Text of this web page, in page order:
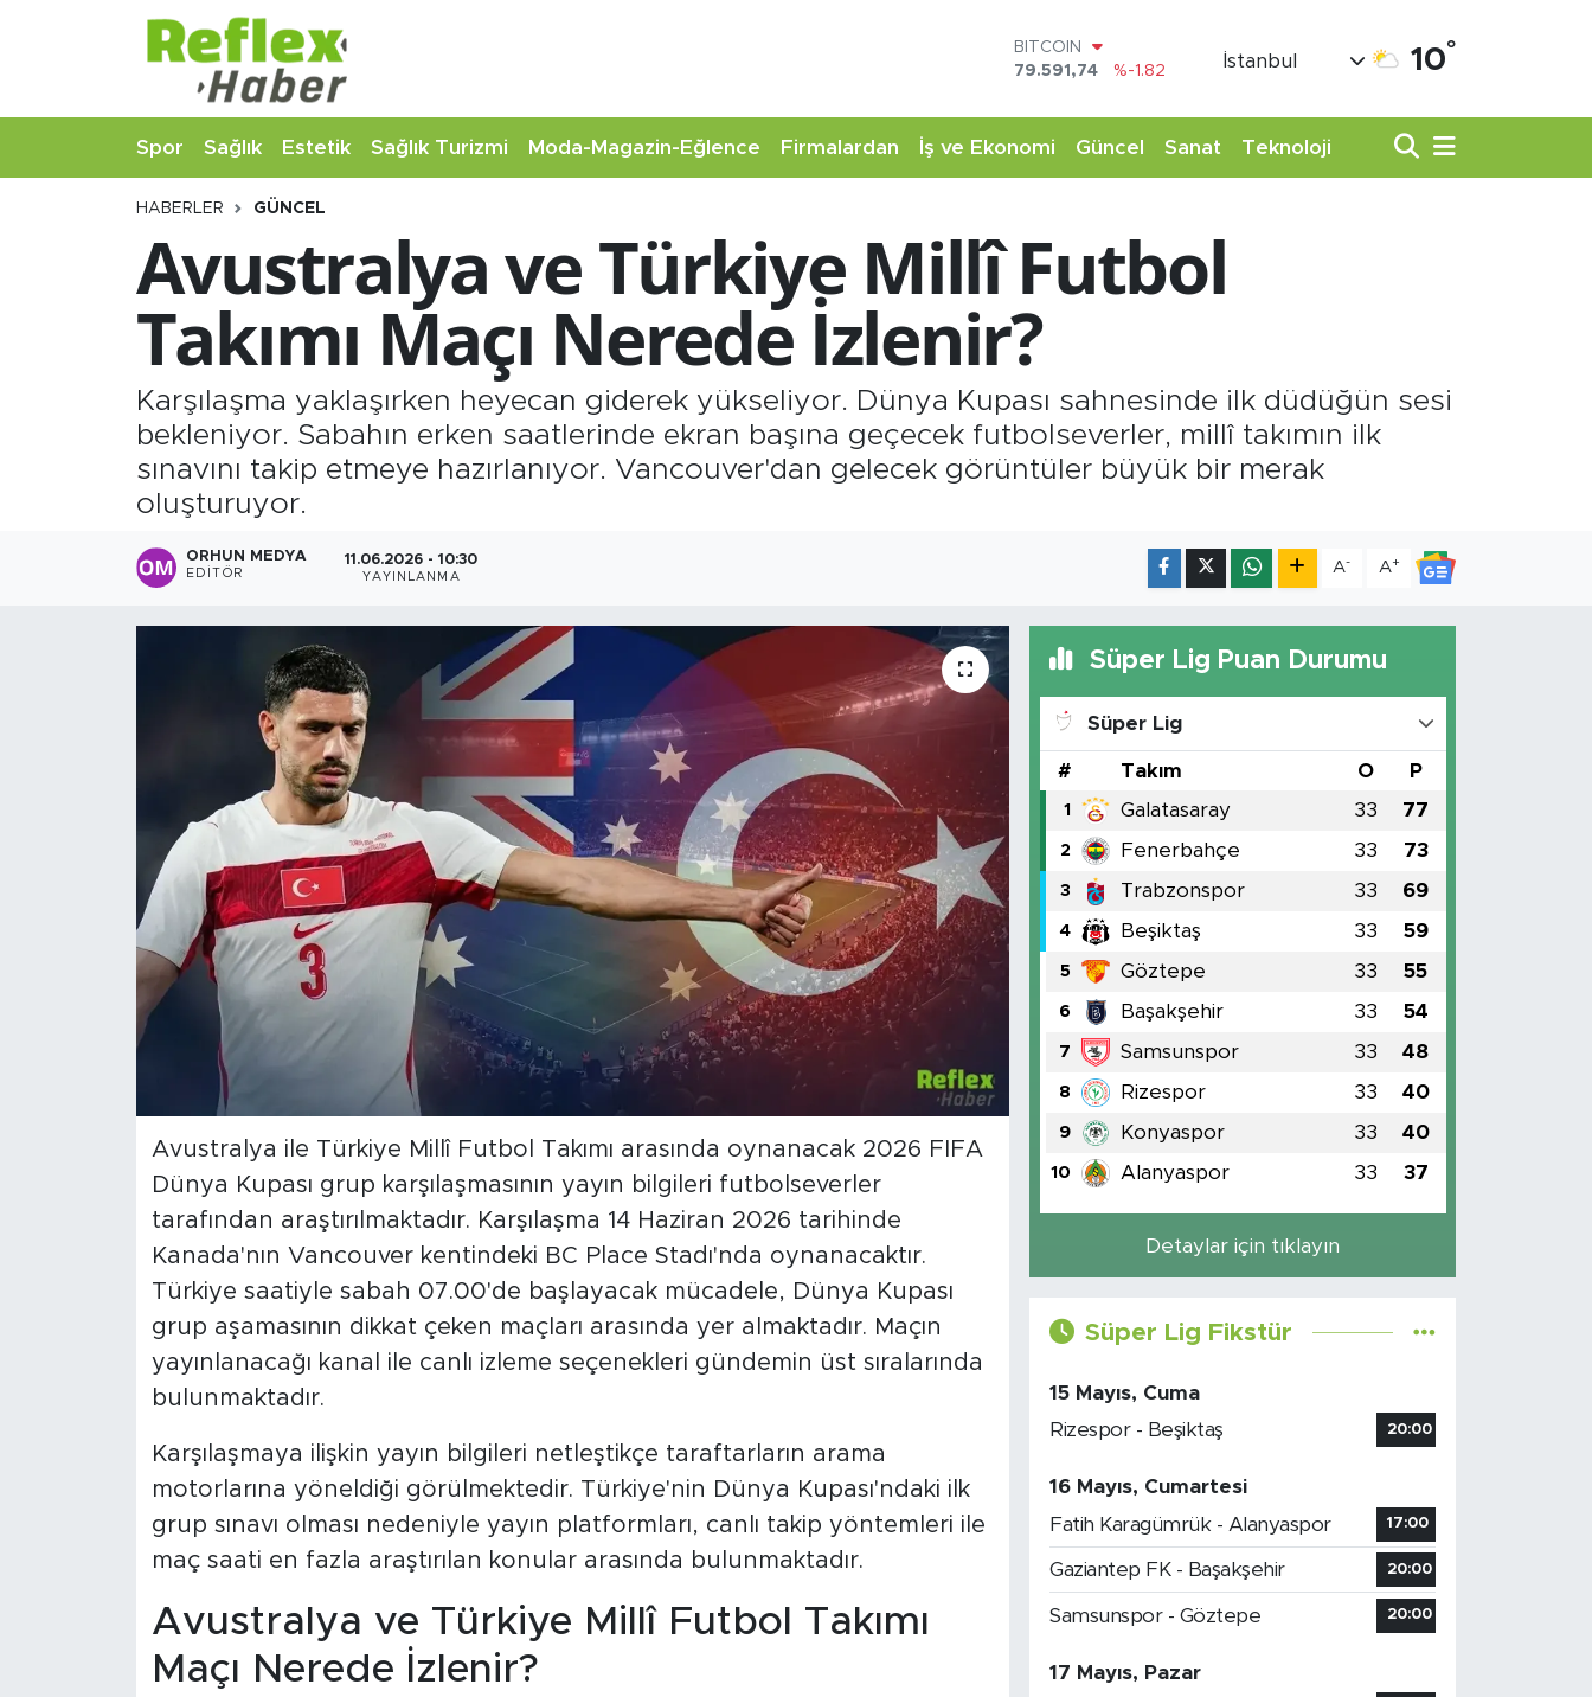
DOLAR
45,43620
%0.02
53,38690
%0.19
STERLİN
14.598,00
%0
BITCOIN
İstanbul 10°
Spor Sağlık Estetik Sağlık Turizmi Moda-Magazin-Eğlence Firmalardan İş ve Ekonomi Güncel Sanat Teknoloji
HABERLER GÜNCEL
Avustralya ve Türkiye Millî Futbol
Takımı Maçı Nerede İzlenir?
Karşılaşma yaklaşırken heyecan giderek yükseliyor. Dünya Kupası sahnesinde ilk düdüğün sesi
bekleniyor. Sabahın erken saatlerinde ekran başına geçecek futbolseverler, millî takımın ilk
sınavını takip etmeye hazırlanıyor. Vancouver'dan gelecek görüntüler büyük bir merak
oluşturuyor.
ORHUN MEDYA
EDITÖR
11.06.2026 - 10:30
YAYINLANMA
A- A+
Avustralya ile Türkiye Millî Futbol Takımı arasında oynanacak 2026 FIFA
Dünya Kupası grup karşılaşmasının yayın bilgileri futbolseverler
tarafından araştırılmaktadır. Karşılaşma 14 Haziran 2026 tarihinde
Kanada'nın Vancouver kentindeki BC Place Stadı'nda oynanacaktır.
Türkiye saatiyle sabah 07.00'de başlayacak mücadele, Dünya Kupası
grup aşamasının dikkat çeken maçları arasında yer almaktadır. Maçın
yayınlanacağı kanal ile canlı izleme seçenekleri gündemin üst sıralarında
bulunmaktadır.
Karşılaşmaya ilişkin yayın bilgileri netleştikçe taraftarların arama
motorlarına yöneldiği görülmektedir. Türkiye'nin Dünya Kupası'ndaki ilk
grup sınavı olması nedeniyle yayın platformları, canlı takip yöntemleri ile
maç saati en fazla araştırılan konular arasında bulunmaktadır.
Avustralya ve Türkiye Millî Futbol Takımı
Maçı Nerede İzlenir?
Süper Lig Puan Durumu
Süper Lig
# Takım O P
1 Galatasaray 33 77
2 Fenerbahçe 33 73
3 Trabzonspor 33 69
4 Beşiktaş 33 59
5 Göztepe 33 55
6 Başakşehir 33 54
7 Samsunspor 33 48
8 Rizespor 33 40
9 Konyaspor 33 40
10 Alanyaspor 33 37
Detaylar için tıklayın
Süper Lig Fikstür
15 Mayıs, Cuma
Rizespor - Beşiktaş
20:00
16 Mayıs, Cumartesi
Fatih Karagümrük - Alanyaspor
17:00
Gaziantep FK - Başakşehir 20:00
Samsunspor - Göztepe 20:00
17 Mayıs, Pazar
Estetik
Firmalardan
İş ve Ekonomi
Moda-Magazin-Eğlence
Sağlık Turizmi
Nöbetçi Eczaneler
Hava Durumu
Namaz Vakitleri
Trafik Durumu
Şampiyonlar Ligi Puan Durumu ve Fikstür
Tüm Manşetler
Son Dakika Haberleri
Haber Arşivi